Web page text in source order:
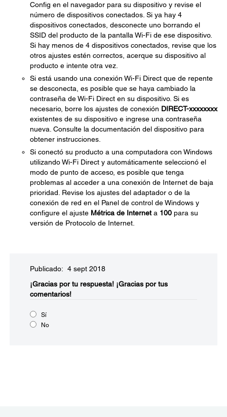
Config en el navegador para su dispositivo y revise el
número de dispositivos conectados. Si ya hay 4
dispositivos conectados, desconecte uno borrando el
SSID del producto de la pantalla Wi-Fi de ese dispositivo.
Si hay menos de 4 dispositivos conectados, revise que los
otros ajustes estén correctos, acerque su dispositivo al
producto e intente otra vez.
Si está usando una conexión Wi-Fi Direct que de repente
se desconecta, es posible que se haya cambiado la
contraseña de Wi-Fi Direct en su dispositivo. Si es
necesario, borre los ajustes de conexión DIRECT-xxxxxxxx
existentes de su dispositivo e ingrese una contraseña
nueva. Consulte la documentación del dispositivo para
obtener instrucciones.
Si conectó su producto a una computadora con Windows
utilizando Wi-Fi Direct y automáticamente seleccionó el
modo de punto de acceso, es posible que tenga
problemas al acceder a una conexión de Internet de baja
prioridad. Revise los ajustes del adaptador o de la
conexión de red en el Panel de control de Windows y
configure el ajuste Métrica de Interneta 100 para su
versión de Protocolo de Internet.
Publicado: 4 sept 2018
¡Gracias por tu respuesta! ¡Gracias por tus
comentarios!
Sí
No